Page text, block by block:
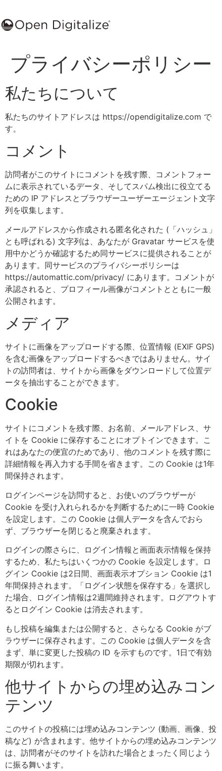
プライバシーポリシー
私たちについて
私たちのサイトアドレスは https://opendigitalize.com で
す。
コメント
訪問者がこのサイトにコメントを残す際、コメントフォー
ムに表示されているデータ、そしてスパム検出に役立てる
ための IP アドレスとブラウザーユーザーエージェント文字
列を収集します。
メールアドレスから作成される匿名化された (「ハッシュ」
とも呼ばれる) 文字列は、あなたが Gravatar サービスを使
用中かどうか確認するため同サービスに提供されることが
あります。同サービスのプライバシーポリシーは
https://automattic.com/privacy/ にあります。コメントが
承認されると、プロフィール画像がコメントとともに一般
公開されます。
メディア
サイトに画像をアップロードする際、位置情報 (EXIF GPS)
を含む画像をアップロードするべきではありません。サイ
トの訪問者は、サイトから画像をダウンロードして位置デ
ータを抽出することができます。
Cookie
サイトにコメントを残す際、お名前、メールアドレス、サ
イトを Cookie に保存することにオプトインできます。こ
れはあなたの便宜のためであり、他のコメントを残す際に
詳細情報を再入力する手間を省きます。この Cookie は1年
間保持されます。
ログインページを訪問すると、お使いのブラウザーが
Cookie を受け入れられるかを判断するために一時 Cookie
を設定します。この Cookie は個人データを含んでおら
ず、ブラウザーを閉じると廃棄されます。
ログインの際さらに、ログイン情報と画面表示情報を保持
するため、私たちはいくつかの Cookie を設定します。ロ
グイン Cookie は2日間、画面表示オプション Cookie は1
年間保持されます。「ログイン状態を保存する」を選択し
た場合、ログイン情報は2週間維持されます。ログアウトす
るとログイン Cookie は消去されます。
もし投稿を編集または公開すると、さらなる Cookie がブ
ラウザーに保存されます。この Cookie は個人データを含
まず、単に変更した投稿の ID を示すものです。1日で有効
期限が切れます。
他サイトからの埋め込みコン
テンツ
このサイトの投稿には埋め込みコンテンツ (動画、画像、投
稿など) が含まれます。他サイトからの埋め込みコンテンツ
は、訪問者がそのサイトを訪れた場合とまったく同じよう
に振る舞います。